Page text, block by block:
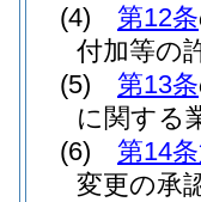
(4)
第12条
付加等の
(5)
第13条
に関する
(6)
第14
変更の承